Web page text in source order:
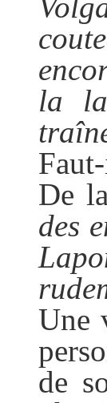
la
De
des
Une
de